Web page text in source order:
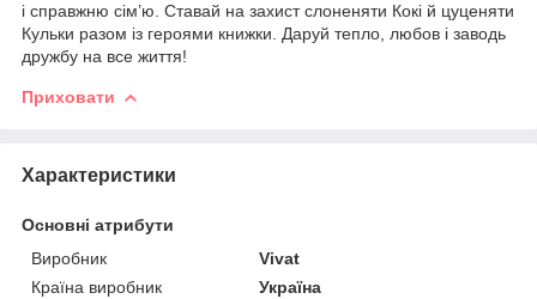
і справжню сім’ю. Ставай на захист слоненяти Кокі й цуценяти
Кульки разом із героями книжки. Даруй тепло, любов і заводь
дружбу на все життя!
Приховати
Характеристики
Основні атрибути
Виробник
Vivat
Країна виробник
Україна